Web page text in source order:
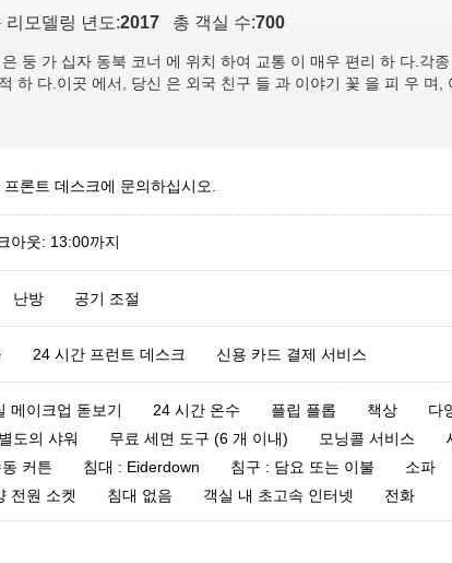
리모델링 년도:2017 총 객실 수:700
둥 가 십자 동북 코너 에 위치 하여 교통 이 매우 편리 하 다.각
하 다.이곳 에서, 당신 은 외국 친구 들 과 이야기 꽃 을 피 우 며,
론트 데스크에 문의하십시오.
웃: 13:00까지
난방 공기 조절
24 시간 프런트 데스크 신용 카드 결제 서비스
메이크업 돋보기 24 시간 온수 플립 플롭 책상 다
별도의 샤워 무료 세면 도구 (6 개 이내) 모닝콜 서비스
동 커튼 침대 : Eiderdown 침구 : 담요 또는 이불 소파
전원 소켓 침대 없음 객실 내 초고속 인터넷 전화